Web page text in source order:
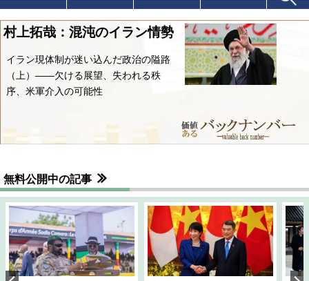
村上拓哉：混沌のイラン情勢
イラン現体制が迷い込んだ政治の隘路
（上）――欠ける展望、失われる秩
序、米軍介入の可能性
無料公開中の記事